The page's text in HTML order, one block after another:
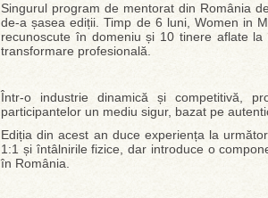
Singurul program de mentorat din România
de-a șasea ediții. Timp de 6 luni, Women in
recunoscute în domeniu și 10 tinere aflate
transformare profesională.
Într-o industrie dinamică și competitivă,
participantelor un mediu sigur, bazat pe
Ediția din acest an duce experiența la
1:1 și întâlnirile fizice, dar introduce o
în România.